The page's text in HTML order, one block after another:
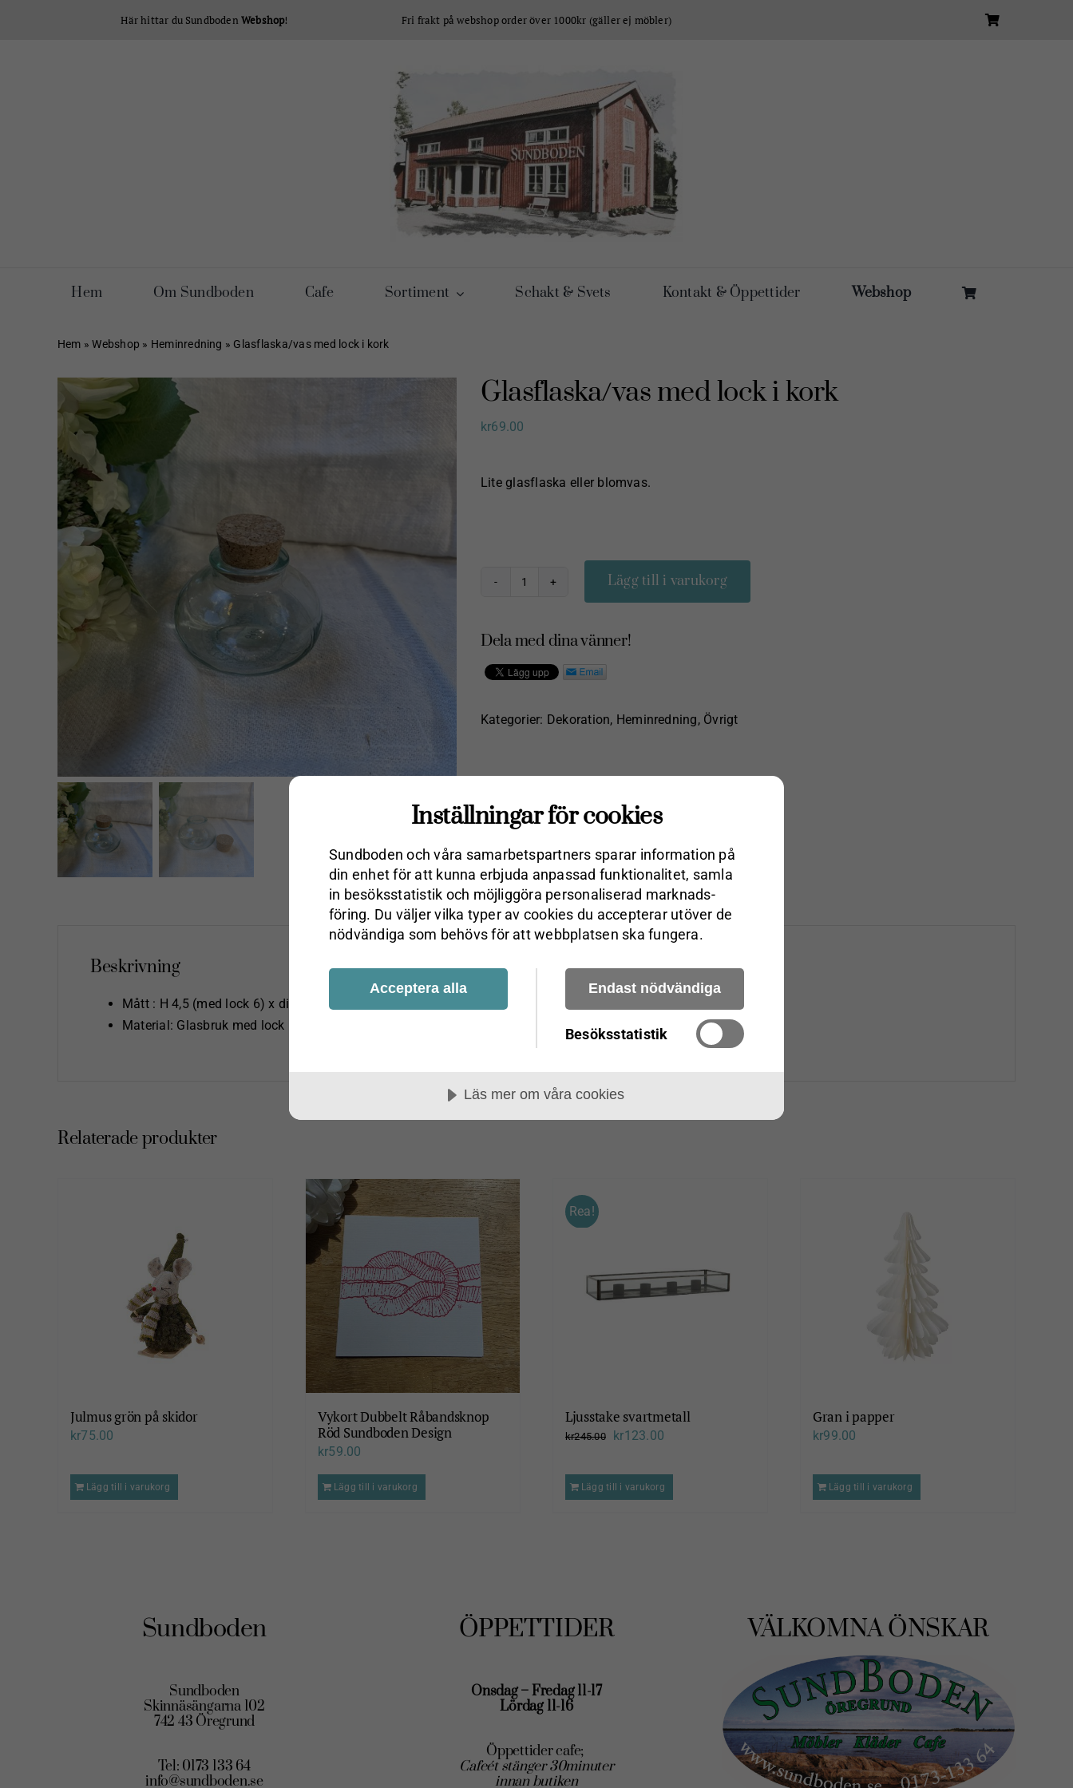
Här hittar du SundbodenWebshop! Fri frakt på webshop order över 1000kr (gäller ej möbler)
Hem Om Sundboden Cafe Sortiment Schakt & Svets Kontakt & Öppettider Webshop
Hem »Webshop » Heminredning » Glasflaska/vas med lock i kork
Glasflaska/vas med lock i kork
kr69.00
Lite glasflaska eller blomvas.
lock
kork
Lägg till i varukorg
Dela med dina vänner!
Kategorier: Dekoration, Heminredning, Övrigt
Beskrivning
Mått : H 4,5 (med lock 6) x diameter 7cm
Material: Glasbruk med lock i kork
Relaterade produkter
Julmus grön på skidor
kr75.00
Lägg till i varukorg
Vykort Dubbelt Råbandsknop
Röd Sundboden Design
kr59.00
Lägg till i varukorg
Rea!
Ljusstake svartmetall
kr245.00
Det
priset
var:
kr123.00
priset
är:
Lägg till i varukorg
Gran i papper
kr99.00
Lägg till i varukorg
Sundboden
Sundboden
Skinnäsängarna 102
742 43 Öregrund
Tel: 0173 133 64
info@sundboden.se
ÖPPETTIDER
Onsdag – Fredag 11-17
Lördag 11-16
Öppettider cafe;
Cafeét stänger 30minuter
innan butiken
VÄLKOMNA ÖNSKAR
Inställningar för cookies
Sundboden och våra samarbets­partners sparar information på
din enhet för att kunna erbjuda anpassad funktionalitet, samla
in besöks­statistik och möjliggöra personaliserad marknads­
föring. Du väljer vilka typer av cookies du accepterar utöver de
nödvändiga som behövs för att webbplatsen ska fungera.
Acceptera alla Endast nödvändiga
Besöksstatistik
Läs mer om våra cookies